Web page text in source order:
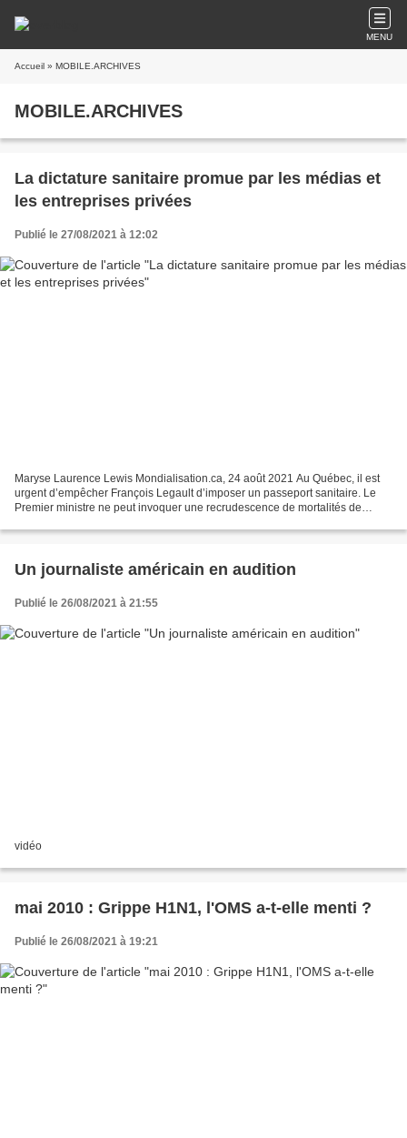
MENU
Accueil » MOBILE.ARCHIVES
MOBILE.ARCHIVES
La dictature sanitaire promue par les médias et
les entreprises privées
Publié le 27/08/2021 à 12:02
Maryse Laurence Lewis Mondialisation.ca, 24 août 2021 Au Québec, il est
urgent d’empêcher François Legault d’imposer un passeport sanitaire. Le
Premier ministre ne peut invoquer une recrudescence de mortalités de
Un journaliste américain en audition
Publié le 26/08/2021 à 21:55
vidéo
mai 2010 : Grippe H1N1, l'OMS a-t-elle menti ?
Publié le 26/08/2021 à 19:21